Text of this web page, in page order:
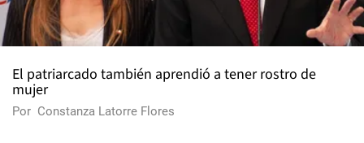
El patriarcado también aprendió a tener rostro de
mujer
Por Constanza Latorre Flores